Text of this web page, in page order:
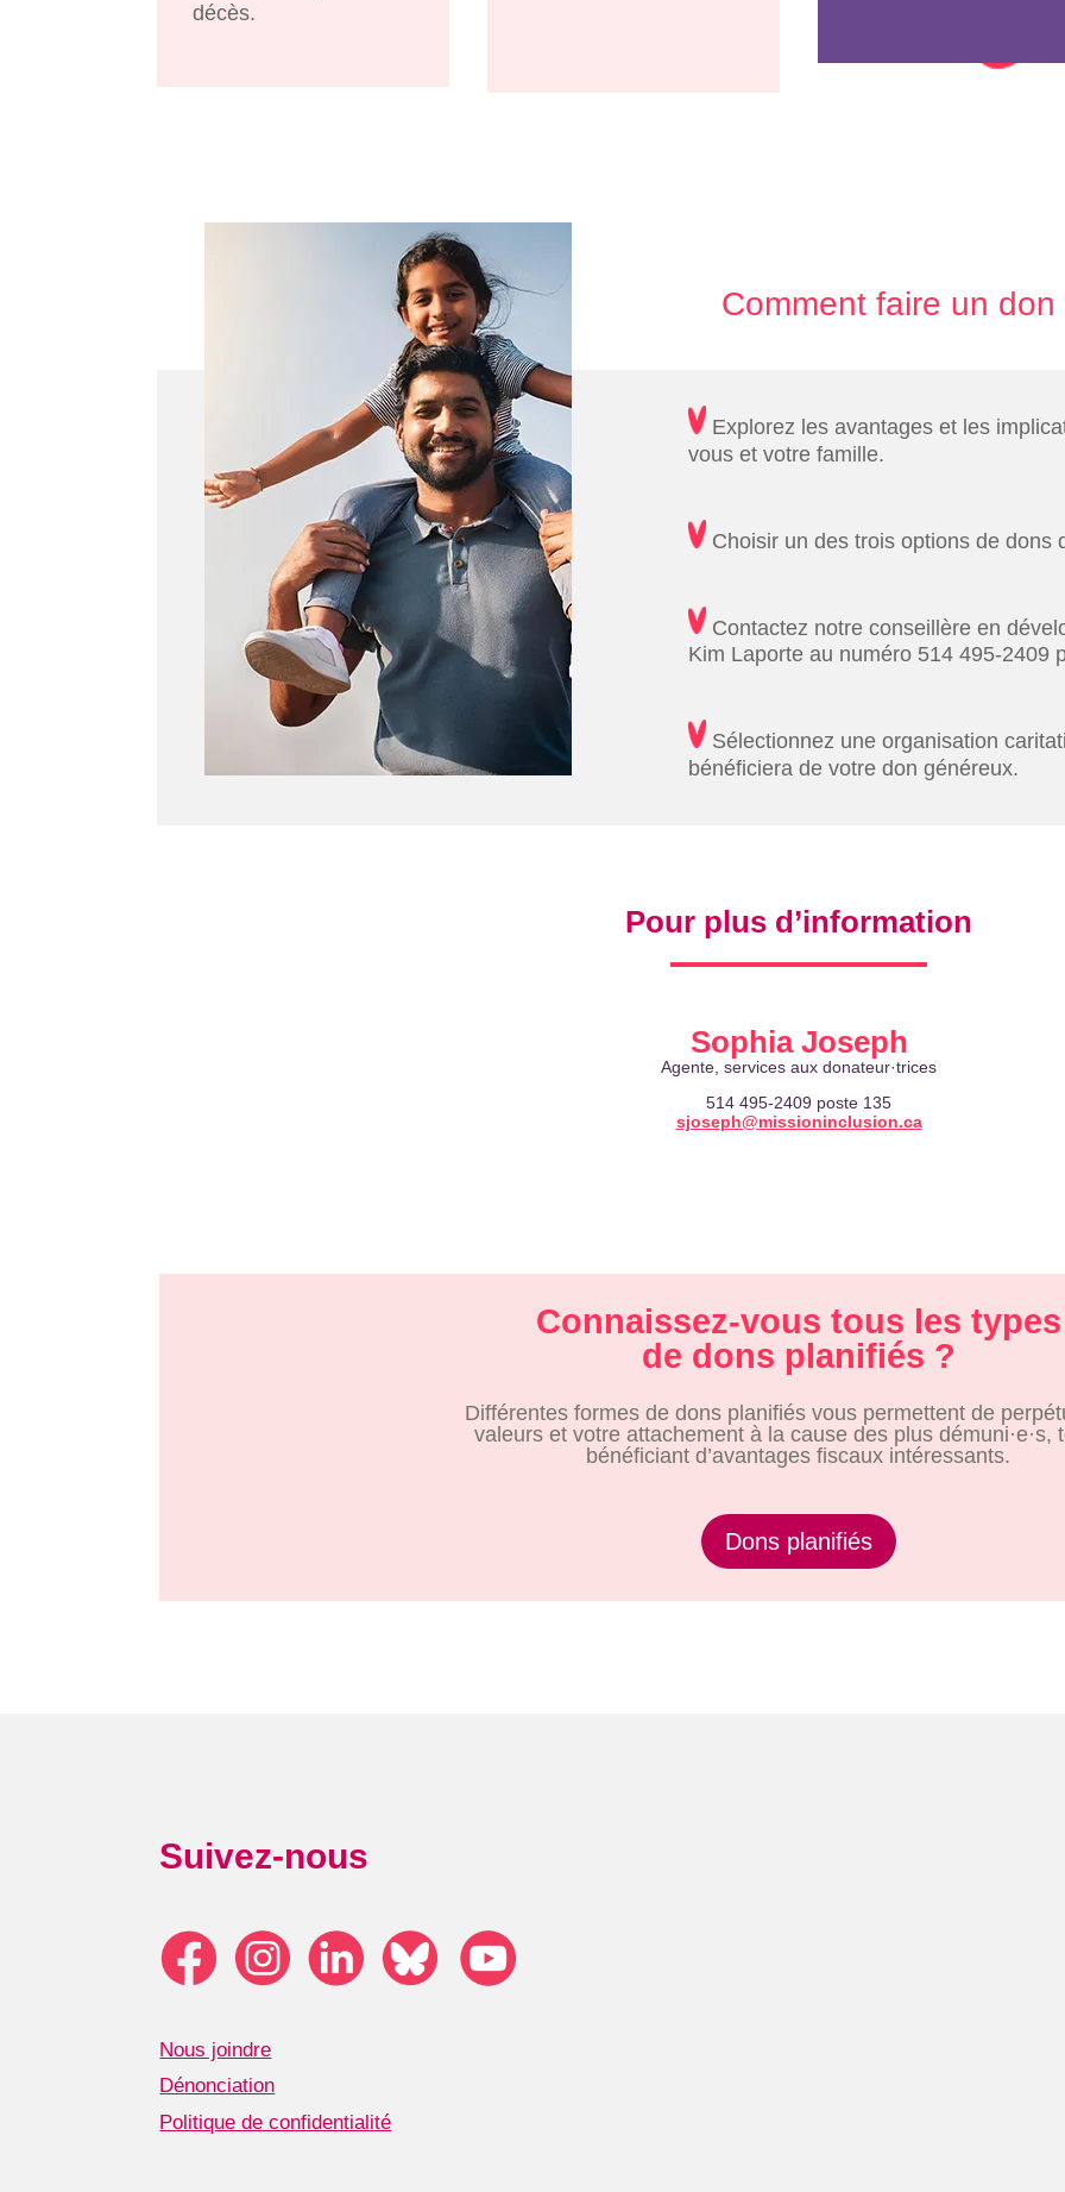
décès.
Comment faire un don
Explorez les avantages et les
vous et votre famille.
Choisir un des trois options de dons
Contactez notre conseillère en
Kim Laporte au numéro 514 495-2409
Sélectionnez une organisation
bénéficiera de votre don généreux.
Pour plus d’information
Sophia Joseph
Agente, services aux donateur·trices
514 495-2409 poste 135
sjoseph@missioninclusion.ca
Connaissez-vous tous les types
de dons planifiés ?
Différentes formes de dons planifiés vous permettent de
valeurs et votre attachement à la cause des plus démuni·e·s,
bénéficiant d’avantages fiscaux intéressants.
Dons planifiés
Suivez-nous
Nous joindre
Dénonciation
Politique de confidentialité